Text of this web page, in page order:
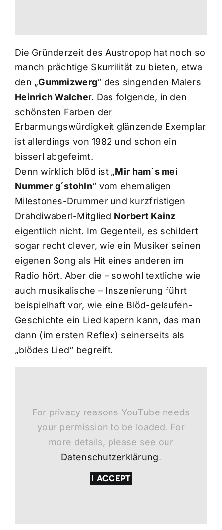
Die Gründerzeit des Austropop hat noch so
manch prächtige Skurrilität zu bieten, etwa
den „Gummizwerg“ des singenden Malers
Heinrich Walcher. Das folgende, in den
schönsten Farben der
Erbarmungswürdigkeit glänzende Exemplar
ist allerdings von 1982 und schon ein
bisserl abgefeimt.
Denn wirklich blöd ist „Mir ham´s mei
Nummer g´stohln“ vom ehemaligen
Milestones-Drummer und kurzfristigen
Drahdiwaberl-Mitglied Norbert Kainz
eigentlich nicht. Im Gegenteil, es schildert
sogar recht clever, wie ein Musiker seinen
eigenen Song als Hit eines anderen im
Radio hört. Aber die – sowohl textliche wie
auch musikalische – Inszenierung führt
beispielhaft vor, wie eine Blöd-gelaufen-
Geschichte ein Lied kapern kann, das man
dann (im ersten Reflex) seinerseits als
„blödes Lied“ begreift.
For privacy reasons YouTube needs
your permission to be loaded. For
more details, please see our
Datenschutzerklärung.
I ACCEPT